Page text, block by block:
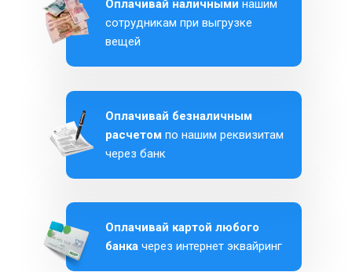
Оплачивай картой любого
банка через интернет эквайринг
Оплачивай безналичным
расчетом по нашим реквизитам
через банк
Оплачивай наличными нашим
сотрудникам при выгрузке
вещей